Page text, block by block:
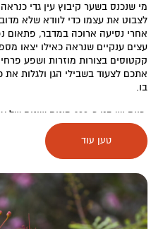
מי שנכנס בשער קיבוץ עין גדי
לצבוט את עצמו כדי לוודא שלא
אחרי נסיעה ארוכה במדבר, פתאום
עצים ענקיים שנראה כאילו יצאו
קקטוסים בצורות מוזרות ושפע
אתכם לצעוד בשבילי הגן ולגלות
בו.
כיום יש בגן כ-900
לתנאים המיוחדים של עין גדי (הן
רבים גדלים פה במהירות מפתיעה
התוצאה היא שהגן הלא גדול הזה
צמחיה טרופית וצמחים שהוזכרו
שמחה, ואולי יש בזה גם סמליות
גן שהוא קיבוץ, קיבוץ
טען עוד